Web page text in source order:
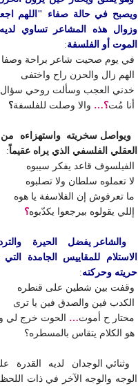
ويصبح في حالة صفاء "اللهم
وزوال هذه المشاعر تساوي لديه
الموت أو الفلسفة:
في يوم صحيت شاعر براحة وصفا
الهم زال والحزن راح واختفى
خدني العجب وسألت روحي سؤال
أنا مُت؟… والا وصلت للفلسفة؟
ويواصل سخريته واستهزاءه
العقلي الفلسفي الذي يراه عقيماً:
الفيلسوف قاعد يفكر سيبوه
لا تعملوه سلطان ولا تصلبوه
ما تعرفوش إن الفلاسفة يا هوه
إللي يقولوه بيرجعوا يكدّبوه؟
والشاعر يفضل الحيرة
الاستلام للمقاييس الجامدة
حريته وحركته:
وقفت بين شطين على قنطره
الكدب فين والصدق فين يا ترى
محتار ح أموت… الحوت خرج لي
هو الكلام يتقاس بالمسطره؟
وثنائي الوجدان لديه القدرة
الوجه والوجه الآخر في ذات